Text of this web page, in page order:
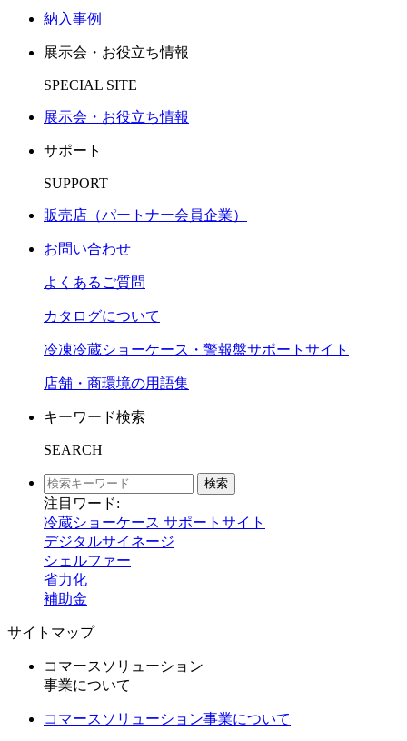
納入事例
展示会・お役立ち情報
SPECIAL SITE
展示会・お役立ち情報
サポート
SUPPORT
販売店（パートナー会員企業）
お問い合わせ
よくあるご質問
カタログについて
冷凍冷蔵ショーケース・警報盤サポートサイト
店舗・商環境の用語集
キーワード検索
SEARCH
検索
注目ワード:
冷蔵ショーケース サポートサイト
デジタルサイネージ
シェルファー
省力化
補助金
サイトマップ
コマースソリューション
事業について
コマースソリューション事業について